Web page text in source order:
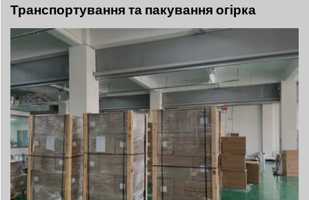
Транспортування та пакування огірка